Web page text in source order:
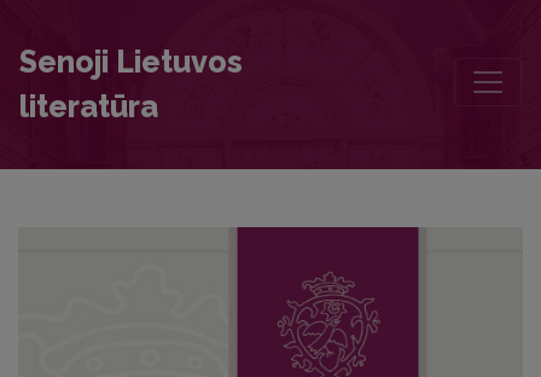
Senoji Lietuvos
literatūra